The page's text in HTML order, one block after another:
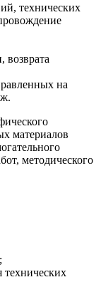
технических
возврата
на
материалов
методического